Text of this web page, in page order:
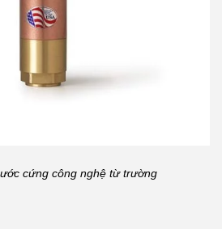
cứng công nghệ từ trường